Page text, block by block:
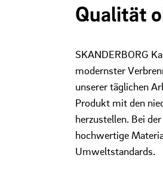
Qualität
SKANDERBORG
modernster
unserer täglichen
Produkt mit den
herzustellen. Bei
hochwertige
Umweltstandards.